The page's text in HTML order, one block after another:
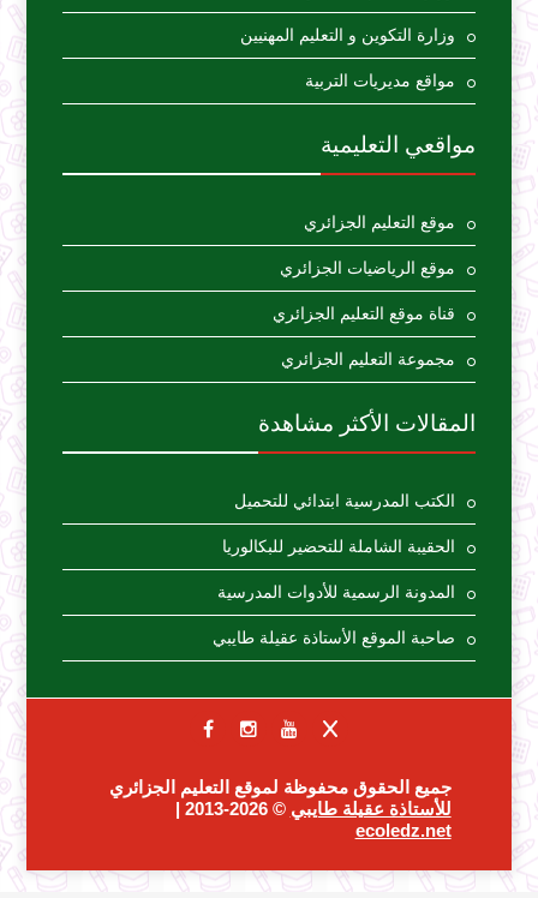
وزارة التكوين و التعليم المهنيين
مواقع مديريات التربية
مواقعي التعليمية
موقع التعليم الجزائري
موقع الرياضيات الجزائري
قناة موقع التعليم الجزائري
مجموعة التعليم الجزائري
المقالات الأكثر مشاهدة
الكتب المدرسية ابتدائي للتحميل
الحقيبة الشاملة للتحضير للبكالوريا
المدونة الرسمية للأدوات المدرسية
صاحبة الموقع الأستاذة عقيلة طايبي
جميع الحقوق محفوظة لموقع التعليم الجزائري
للأستاذة عقيلة طايبي © 2026-2013 |
ecoledz.net